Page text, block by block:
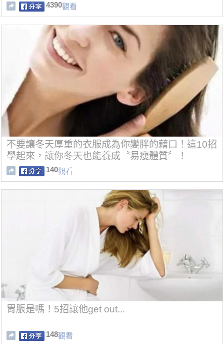
4390觀看
不要讓冬天厚重的衣服成為你變胖的藉口！這10招
學起來，讓你冬天也能養成〝易瘦體質〞！
140觀看
胃脹是嗎！5招讓他get out...
148觀看